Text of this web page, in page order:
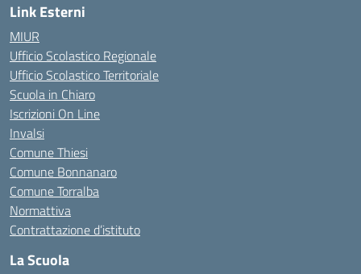
Link Esterni
MIUR
Ufficio Scolastico Regionale
Ufficio Scolastico Territoriale
Scuola in Chiaro
Iscrizioni On Line
Invalsi
Comune Thiesi
Comune Bonnanaro
Comune Torralba
Normattiva
Contrattazione d’istituto
La Scuola